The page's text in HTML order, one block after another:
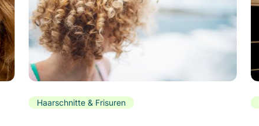
Haarschnitte & Frisuren